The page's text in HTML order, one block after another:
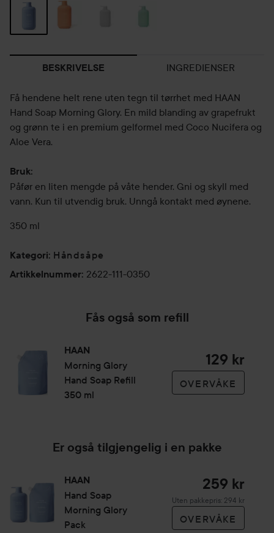
BESKRIVELSE INGREDIENSER
Få hendene helt rene uten tegn til tørrhet med HAAN
Hand Soap Morning Glory. En mild blanding av grapefrukt
og grønn te i en premium gelformel med Coco Nucifera og
Aloe Vera.
Bruk:
Påfør en liten mengde på våte hender. Gni og skyll med
vann. Kun til utvendig bruk. Unngå kontakt med øynene.
350 ml
Kategori: Håndsåpe
Artikkelnummer: 2622-111-0350
Fås også som refill
HAAN
Morning Glory
Hand Soap Refill
350 ml
129 kr
OVERVÅKE
Er også tilgjengelig i en pakke
HAAN
Hand Soap
Morning Glory
Pack
259 kr
Uten pakkepris: 294 kr
OVERVÅKE